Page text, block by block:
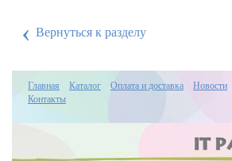
‹ Вернуться к разделу
Главная Каталог Оплата и доставка Новости
Контакты